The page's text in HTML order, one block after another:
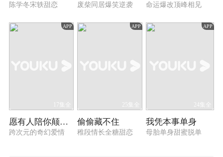
陈学冬宋轶甜恋 废柴同居爆笑逆袭 命运爆改顶峰相见
APP
17集全
愿有人陪你颠沛流离
跨次元的奇幻爱情
APP
25集全
偷偷藏不住
稚段情长全糖甜恋
APP
24集全
我凭本事单身
母胎单身甜蜜脱单